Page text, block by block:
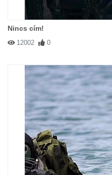
Nincs cím!
12002 0